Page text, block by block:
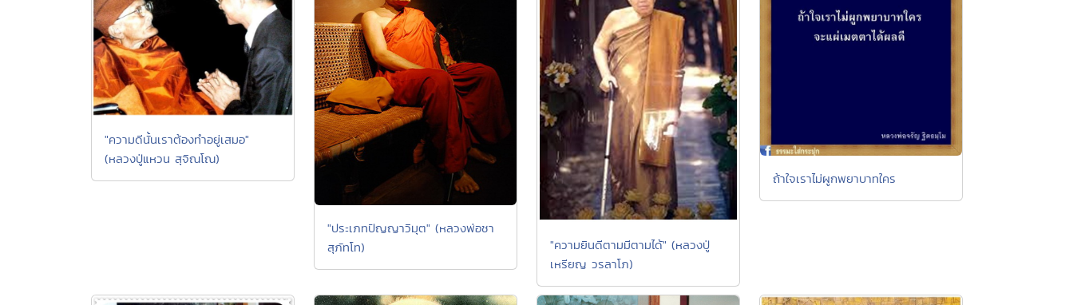
"ความดีนั้นเราต้องทำอยู่เสมอ"
(หลวงปู่แหวน สุจิณโณ)
"ประเภทปัญญาวิมุต" (หลวงพ่อชา
สุภัทโท)
"ความยินดีตามมีตามได้" (หลวงปู่
เหรียญ วรลาโภ)
ถ้าใจเราไม่ผูกพยาบาทใคร